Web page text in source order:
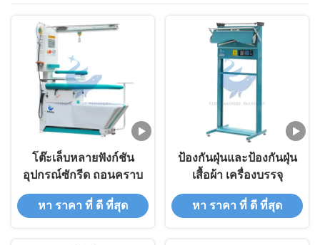
โต๊ะเล็บหลายฟังก์ชัน
อุปกรณ์ซักรีด ถอนคราบ
หา ราคา ที่ ดี ที่สุด
ป้องกันฝุ่นและป้องกันฝุ่น
เสื้อผ้า เครื่องบรรจุ
หา ราคา ที่ ดี ที่สุด